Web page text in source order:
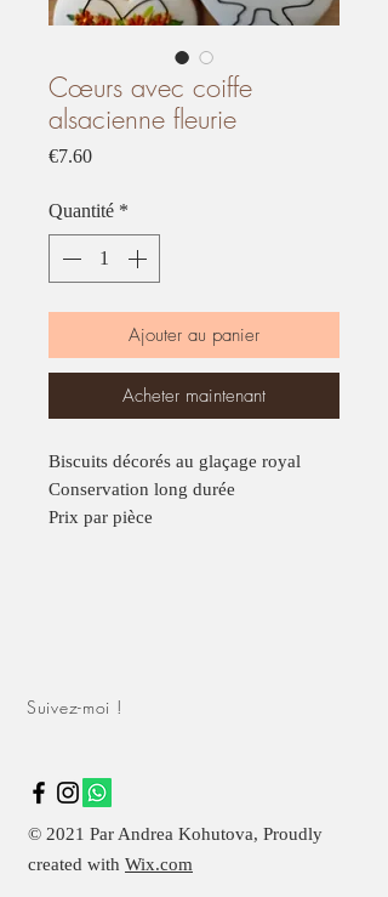
Cœurs avec coiffe
alsacienne fleurie
€7.60Prix
Quantité *
Ajouter au panier
Acheter maintenant
Biscuits décorés au glaçage royal
Conservation long durée
Prix par pièce
Suivez-moi !
© 2021 Par Andrea Kohutova, Proudly
created with Wix.com